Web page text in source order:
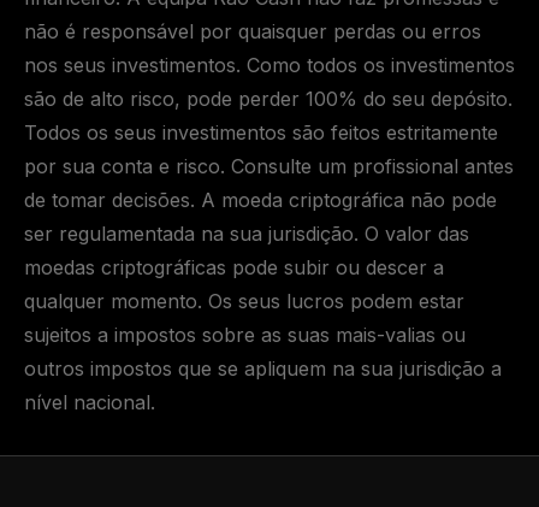
não é responsável por quaisquer perdas ou erros
nos seus investimentos. Como todos os investimentos
são de alto risco, pode perder 100% do seu depósito.
Todos os seus investimentos são feitos estritamente
por sua conta e risco. Consulte um profissional antes
de tomar decisões. A moeda criptográfica não pode
ser regulamentada na sua jurisdição. O valor das
moedas criptográficas pode subir ou descer a
qualquer momento. Os seus lucros podem estar
sujeitos a impostos sobre as suas mais-valias ou
outros impostos que se apliquem na sua jurisdição a
nível nacional.